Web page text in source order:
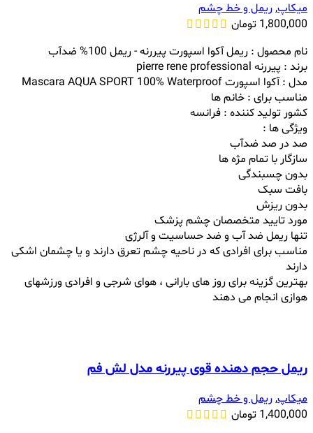
میکاپ,ریمل و خط چشم
1,800,000 تومان
نام محصول : ریمل آکوا اسپورت پیررنه - ریمل 100% ضدآب
برند : پیررنه pierre rene professional
مدل : آکوا اسپورت Mascara AQUA SPORT 100% Waterproof
مناسب برای : خانم ها
کشور تولید کننده : فرانسه
ویژگی ها :
صد در صد ضدآب
سازگار با تمام مژه ها
بدون چسبندگی
بافت سبک
بدون ریزش
مورد تایید متخصصان چشم پزشک
تنها ریمل ضد آب و ضد حساسیت و آلرژی
مناسب برای افرادی که در ناحیه چشم تعرق دارند و یا چشمان اشکی
دارند
بهترین گزینه برای روز های بارانی ، هوای شرجی و افرادی ورزشهای
هوازی انجام می دهند
ریمل حجم دهنده قوی پیررنه مدل لش فم
میکاپ,ریمل و خط چشم
1,400,000 تومان